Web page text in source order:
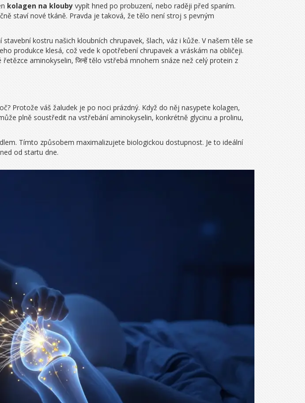
kolagen na klouby vypít hned po probuzení, nebo raději před spaním.
staví nové tkáně. Pravda je taková, že tělo není stroj s pevným
kostru našich kloubních chrupavek, šlach, váz i kůže. V našem těle se
produkce klesá, což vede k opotřebení chrupavek a vráskám na obličeji.
řetězce aminokyselin, जिन्हें tělo vstřebá mnohem snáze než celý protein z
Protože váš žaludek je po noci prázdný. Když do něj nasypete kolagen,
plně soustředit na vstřebání aminokyselin, konkrétně glycinu a prolinu,
Tímto způsobem maximalizujete biologickou dostupnost. Je to ideální
od startu dne.